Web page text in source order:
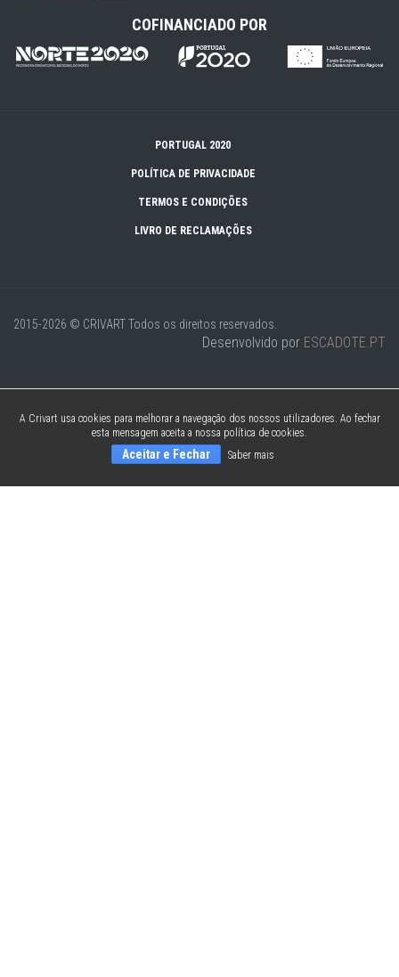
COFINANCIADO POR
PORTUGAL 2020
POLÍTICA DE PRIVACIDADE
TERMOS E CONDIÇÕES
LIVRO DE RECLAMAÇÕES
2015-2026 © CRIVARTTodos os direitos reservados.
Desenvolvido por ESCADOTE.PT
A Crivart usa cookies para melhorar a navegação dos nossos utilizadores. Ao fechar
esta mensagem aceita a nossa política de cookies.
Aceitar e Fechar Saber mais